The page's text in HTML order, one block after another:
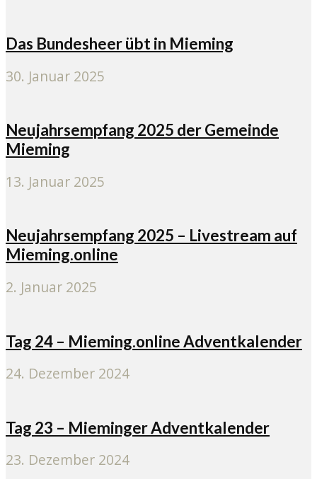
Das Bundesheer übt in Mieming
30. Januar 2025
Neujahrsempfang 2025 der Gemeinde
Mieming
13. Januar 2025
Neujahrsempfang 2025 – Livestream auf
Mieming.online
2. Januar 2025
Tag 24 – Mieming.online Adventkalender
24. Dezember 2024
Tag 23 – Mieminger Adventkalender
23. Dezember 2024